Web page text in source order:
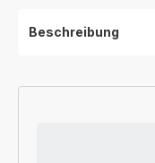
Beschreibung